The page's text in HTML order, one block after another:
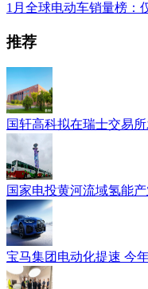
1月全球电动车销量榜：
推荐
国轩高科拟在瑞士交易
国家电投黄河流域氢能
宝马集团电动化提速 今